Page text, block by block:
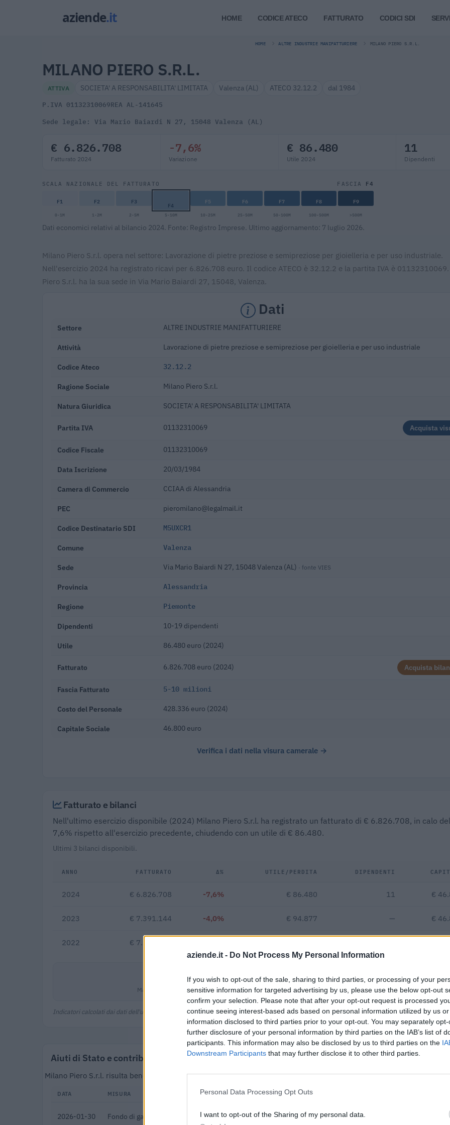
aziende.it - Do Not Process My Personal Information
If you wish to opt-out of the sale, sharing to third parties, or processing of your
sensitive information for targeted advertising by us, please use the below opt-out
confirm your selection. Please note that after your opt-out request is processed
continue seeing interest-based ads based on personal information utilized by us
information disclosed to third parties prior to your opt-out. You may separately
further disclosure of your personal information by third parties on the IAB’s list of
participants. This information may also be disclosed by us to third parties on the
Downstream Participants that may further disclose it to other third parties.
Personal Data Processing Opt Outs
I want to opt-out of the Sharing of my personal data.
HOME CODICE ATECO FATTURATO CODICI SDI
HOME ALTRE INDUSTRIE MANIFATTURIERE MILANO PIERO S.R.L.
MILANO PIERO S.R.L.
ATTIVA SOCIETA' A RESPONSABILITA' LIMITATA Valenza (AL) ATECO 32.12.2 dal 1984
P.IVA 01132310069REA AL-141645
Sede legale: Via Mario Baiardi N 27, 15048 Valenza (AL)
€ 6.826.708
Fatturato 2024
-7,6%
Variazione
€ 86.480
Utile 2024
11
Dipendenti
SCALA NAZIONALE DEL FATTURATO FASCIA F4
F1 F2 F3 F4 F5 F6 F7 F8 F9
0-1M 1-2M 2-5M 5-10M 10-25M 25-50M 50-100M 100-500M >500M
Dati economici relativi al bilancio 2024. Fonte: Registro Imprese. Ultimo aggiornamento: 7 luglio 2026.
Milano Piero S.r.l. opera nel settore: Lavorazione di pietre preziose e semipreziose per gioielleria e per uso industriale.
Nell'esercizio 2024 ha registrato ricavi per 6.826.708 euro. Il codice ATECO è 32.12.2 e la partita IVA è
Piero S.r.l. ha la sua sede in Via Mario Baiardi 27, 15048, Valenza.
Dati
Settore ALTRE INDUSTRIE MANIFATTURIERE
Attività Lavorazione di pietre preziose e semipreziose per gioielleria e per uso industriale
Codice Ateco 32.12.2
Ragione Sociale Milano Piero S.r.l.
Natura Giuridica SOCIETA' A RESPONSABILITA' LIMITATA
Partita IVA 01132310069 Acquista
Codice Fiscale 01132310069
Data Iscrizione 20/03/1984
Camera di Commercio CCIAA di Alessandria
PEC pieromilano@legalmail.it
Codice Destinatario SDI M5UXCR1
Comune Valenza
Sede Via Mario Baiardi N 27, 15048 Valenza (AL) · fonte VIES
Provincia Alessandria
Regione Piemonte
Dipendenti 10-19 dipendenti
Utile 86.480 euro (2024)
Fatturato 6.826.708 euro (2024) Acquista
Fascia Fatturato 5-10 milioni
Costo del Personale 428.336 euro (2024)
Capitale Sociale 46.800 euro
Verifica i dati nella visura camerale →
Fatturato e bilanci
Nell'ultimo esercizio disponibile (2024) Milano Piero S.r.l. ha registrato un fatturato di € 6.826.708, in calo del
7,6% rispetto all'esercizio precedente, chiudendo con un utile di € 86.480.
Ultimi 3 bilanci disponibili.
ANNO FATTURATO Δ% UTILE/PERDITA DIPENDENTI
2024 € 6.826.708 -7,6% € 86.480 11 €
2023 € 7.391.144 -4,0% € 94.877 — €
2022 € 7.695.210
Margine netto
€ 620.610
Fatturato per dipendente
Indicatori calcolati dai dati dell'ultimo bilancio disponibile.
Aiuti di Stato e contributi pubblici
Milano Piero S.r.l. risulta beneficiaria di 33 aiuti o contributi pubblici per un totale di 7.061.691 euro (2020–2026).
DATA MISURA
2026-01-30 Fondo di garanzia per le piccole e medie imprese
Banca del Mezzogiorno